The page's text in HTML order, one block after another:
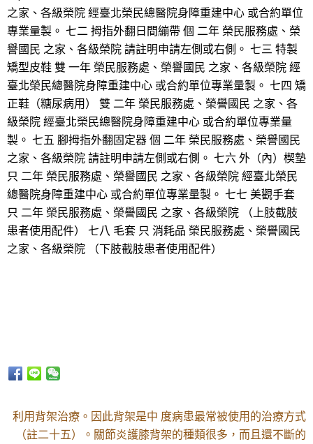
之家、各級榮院 經臺北榮民總醫院身障重建中心 或合約單位
專業量製。 七二 拇指外翻日間繃帶 個 二年 榮民服務處、榮
譽國民 之家、各級榮院 請註明申請左側或右側。 七三 特製
矯型皮鞋 雙 一年 榮民服務處、榮譽國民 之家、各級榮院 經
臺北榮民總醫院身障重建中心 或合約單位專業量製。 七四 矯
正鞋（糖尿病用） 雙 二年 榮民服務處、榮譽國民 之家、各
級榮院 經臺北榮民總醫院身障重建中心 或合約單位專業量
製。 七五 腳拇指外翻固定器 個 二年 榮民服務處、榮譽國民
之家、各級榮院 請註明申請左側或右側。 七六 外（內）楔墊
只 二年 榮民服務處、榮譽國民 之家、各級榮院 經臺北榮民
總醫院身障重建中心 或合約單位專業量製。 七七 美觀手套
只 二年 榮民服務處、榮譽國民 之家、各級榮院 （上肢截肢
患者使用配件） 七八 毛套 只 消耗品 榮民服務處、榮譽國民
之家、各級榮院 （下肢截肢患者使用配件）
利用背架治療。因此背架是中 度病患最常被使用的治療方式
（註二十五）。關節炎護膝背架的種類很多，而且還不斷的